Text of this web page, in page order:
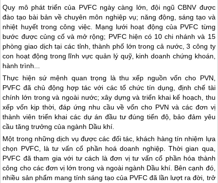
Quy mô phát triển của PVFC ngày càng lớn, đội ngũ CBNV được
đào tạo bài bản về chuyên môn nghiệp vụ; năng động, sáng tạo và
nhiệt huyết trong công việc. Mạng lưới hoạt động của PVFC từng
bước được củng cố và mở rộng; PVFC hiện có 10 chi nhánh và 15
phòng giao dịch tại các tỉnh, thành phố lớn trong cả nước, 3 công ty
con hoạt động trong lĩnh vực quản lý quỹ, kinh doanh chứng khoán,
hành trình...
Thực hiện sứ mệnh quan trọng là thu xếp nguồn vốn cho PVN,
PVFC đã chủ động hợp tác với các tổ chức tín dụng, định chế tài
chính lớn trong và ngoài nước; xây dựng và triển khai kế hoạch, thu
xếp vốn kịp thời, đáp ứng nhu cầu về vốn cho PVN và các đơn vị
thành viên triển khai các dự án đầu tư đúng tiến độ, bảo đảm yêu
cầu tăng trưởng của ngành Dầu khí.
Một trong những dịch vụ được các đối tác, khách hàng tín nhiệm lựa
chọn PVFC, là tư vấn cổ phần hoá doanh nghiệp. Thời gian qua,
PVFC đã tham gia với tư cách là đơn vị tư vấn cổ phần hóa thành
công cho các đơn vị lớn trong và ngoài ngành Dầu khí. Bên cạnh đó,
nhiều sản phẩm mang tính sáng tạo của PVFC đã lần lượt ra đời, trở